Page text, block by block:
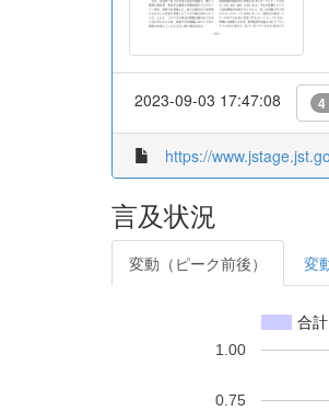
2023-09-03 17:47:08 4
https://
言及状況
変動（ピーク前後） 変
合計
0.75
1.00